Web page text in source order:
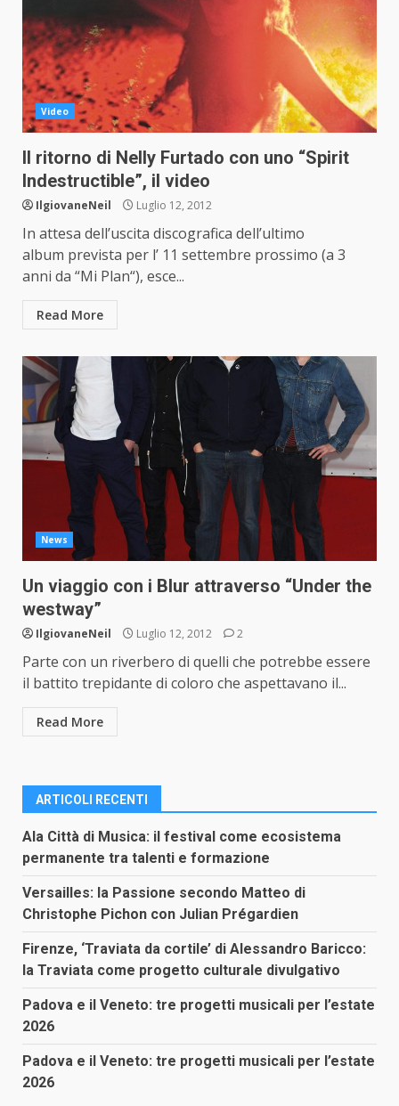
Video
Il ritorno di Nelly Furtado con uno “Spirit
Indestructible”, il video
IlgiovaneNeil Luglio 12, 2012
In attesa dell’uscita discografica dell’ultimo
album prevista per l’ 11 settembre prossimo (a 3
anni da “Mi Plan“), esce...
Read More
News
Un viaggio con i Blur attraverso “Under the
westway”
IlgiovaneNeil Luglio 12, 2012 2
Parte con un riverbero di quelli che potrebbe essere
il battito trepidante di coloro che aspettavano il...
Read More
ARTICOLI RECENTI
Ala Città di Musica: il festival come ecosistema
permanente tra talenti e formazione
Versailles: la Passione secondo Matteo di
Christophe Pichon con Julian Prégardien
Firenze, ‘Traviata da cortile’ di Alessandro Baricco:
la Traviata come progetto culturale divulgativo
Padova e il Veneto: tre progetti musicali per l’estate
2026
Padova e il Veneto: tre progetti musicali per l’estate
2026